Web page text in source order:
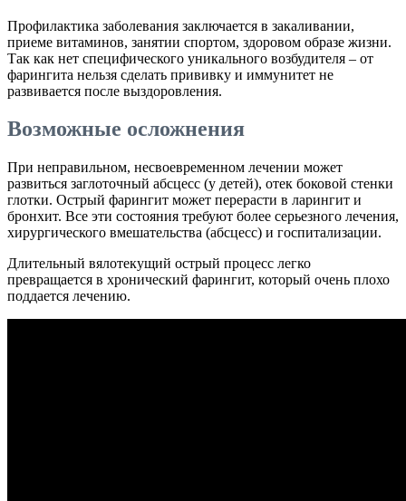
Профилактика заболевания заключается в закаливании,
приеме витаминов, занятии спортом, здоровом образе жизни.
Так как нет специфического уникального возбудителя – от
фарингита нельзя сделать прививку и иммунитет не
развивается после выздоровления.
Возможные осложнения
При неправильном, несвоевременном лечении может
развиться заглоточный абсцесс (у детей), отек боковой стенки
глотки. Острый фарингит может перерасти в ларингит и
бронхит. Все эти состояния требуют более серьезного лечения,
хирургического вмешательства (абсцесс) и госпитализации.
Длительный вялотекущий острый процесс легко
превращается в хронический фарингит, который очень плохо
поддается лечению.